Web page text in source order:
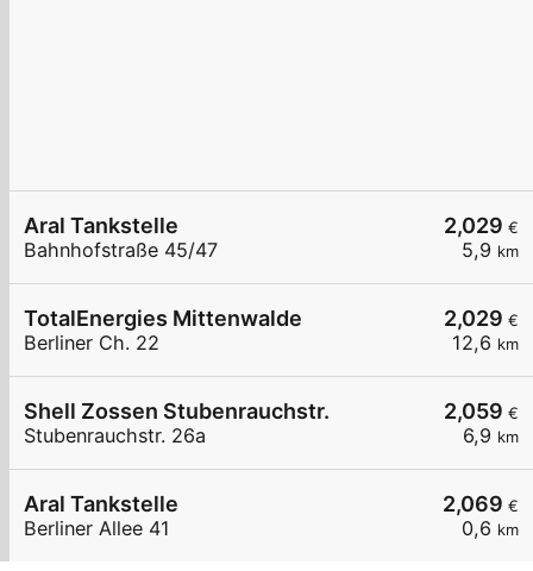
2,029 €
5,9 km
Aral Tankstelle
Bahnhofstraße 45/47
2,029 €
12,6 km
TotalEnergies Mittenwalde
Berliner Ch. 22
2,059 €
6,9 km
Shell Zossen Stubenrauchstr.
Stubenrauchstr. 26a
2,069 €
0,6 km
Aral Tankstelle
Berliner Allee 41